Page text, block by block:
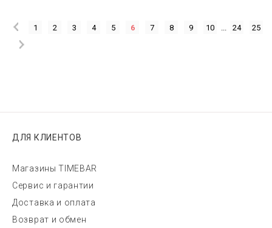
1 2 3 4 5 6 7 8 9 10 24 25
ДЛЯ КЛИЕНТОВ
Магазины TIMEBAR
Сервис и гарантии
Доставка и оплата
Возврат и обмен